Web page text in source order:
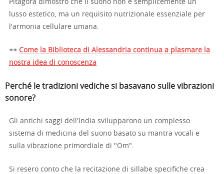
Pitagora dimostrò che il suono non è semplicemente un
lusso estetico, ma un requisito nutrizionale essenziale per
l'armonia cellulare umana.
++ Come la Biblioteca di Alessandria continua a plasmare la
nostra idea di conoscenza
Perché le tradizioni vediche si basavano sulle vibrazioni
sonore?
Gli antichi saggi dell'India svilupparono un complesso
sistema di medicina del suono basato su mantra vocali e
sulla vibrazione primordiale di "Om".
Si resero conto che la recitazione di sillabe specifiche crea